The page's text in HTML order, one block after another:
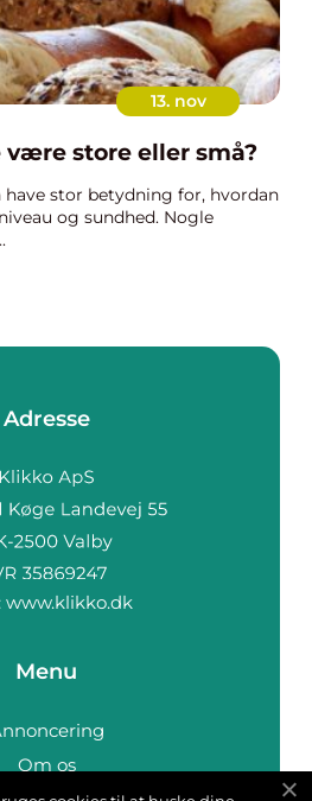
13. nov
store eller små?
stor betydning for, hvordan
og sundhed. Nogle
Adresse
www.klikko.dk
Menu
Om os